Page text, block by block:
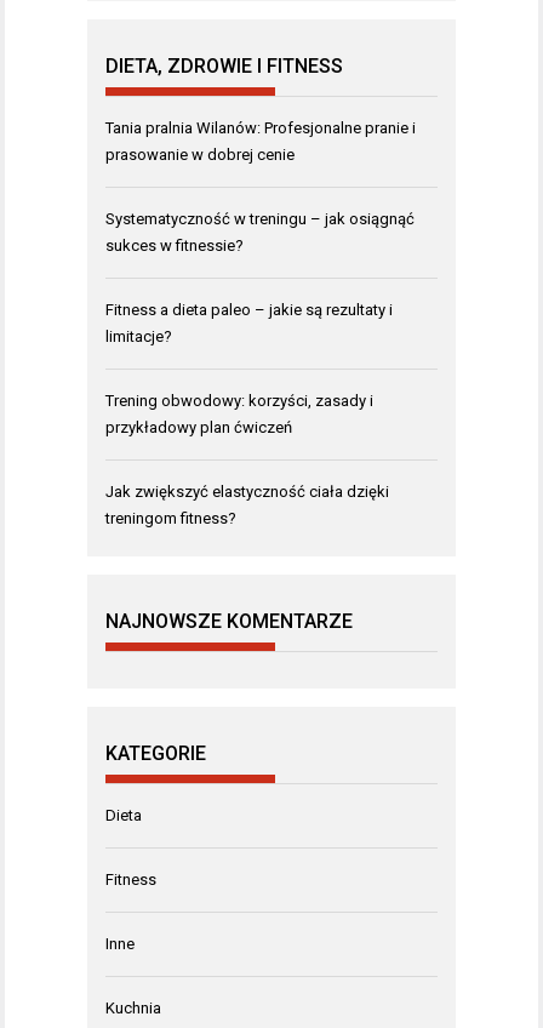
DIETA, ZDROWIE I FITNESS
Tania pralnia Wilanów: Profesjonalne pranie i
prasowanie w dobrej cenie
Systematyczność w treningu – jak osiągnąć
sukces w fitnessie?
Fitness a dieta paleo – jakie są rezultaty i
limitacje?
Trening obwodowy: korzyści, zasady i
przykładowy plan ćwiczeń
Jak zwiększyć elastyczność ciała dzięki
treningom fitness?
NAJNOWSZE KOMENTARZE
KATEGORIE
Dieta
Fitness
Inne
Kuchnia